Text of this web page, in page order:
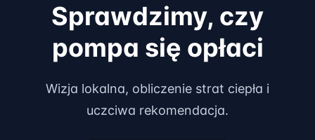
Sprawdzimy, czy
pompa się opłaci
Wizja lokalna, obliczenie strat ciepła i
uczciwa rekomendacja.